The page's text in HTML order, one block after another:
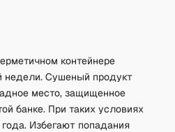
контейнере
недели. Сушеный продукт
место, защищенное
банке. При таких условиях
Избегают попадания